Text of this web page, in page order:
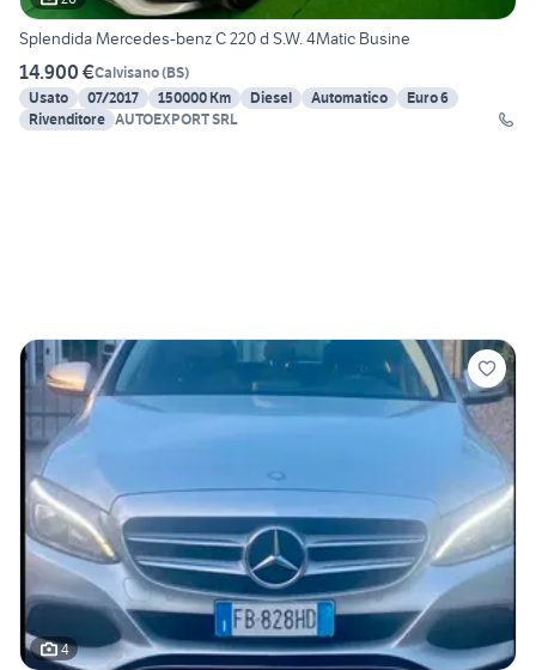
Splendida Mercedes-benz C 220 d S.W. 4Matic Busine
14.900 €Calvisano(BS)
Usato
07/2017 150000 Km Diesel Automatico
Euro 6
Rivenditore AUTOEXPORT SRL
4